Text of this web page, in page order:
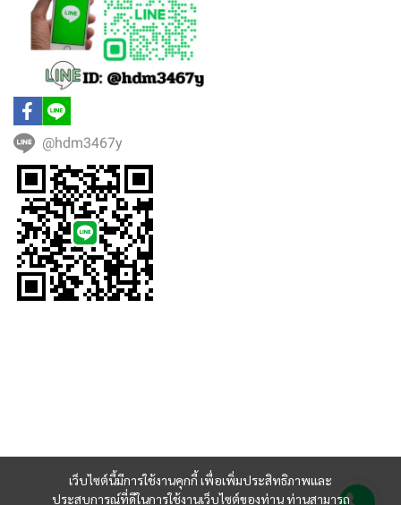
เว็บไซต์นี้มีการใช้งานคุกกี้ เพื่อเพิ่มประสิทธิภาพและ
ประสบการณ์ที่ดีในการใช้งานเว็บไซต์ของท่าน ท่านสามารถ
@hdm3467y